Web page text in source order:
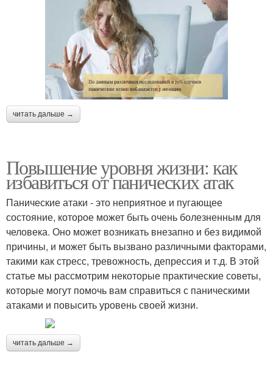
читать дальше →
Повышение уровня жизни: как
избавиться от панических атак
Панические атаки - это неприятное и пугающее
состояние, которое может быть очень болезненным для
человека. Оно может возникать внезапно и без видимой
причины, и может быть вызвано различными факторами,
такими как стресс, тревожность, депрессия и т.д. В этой
статье мы рассмотрим некоторые практические советы,
которые могут помочь вам справиться с паническими
атаками и повысить уровень своей жизни.
читать дальше →